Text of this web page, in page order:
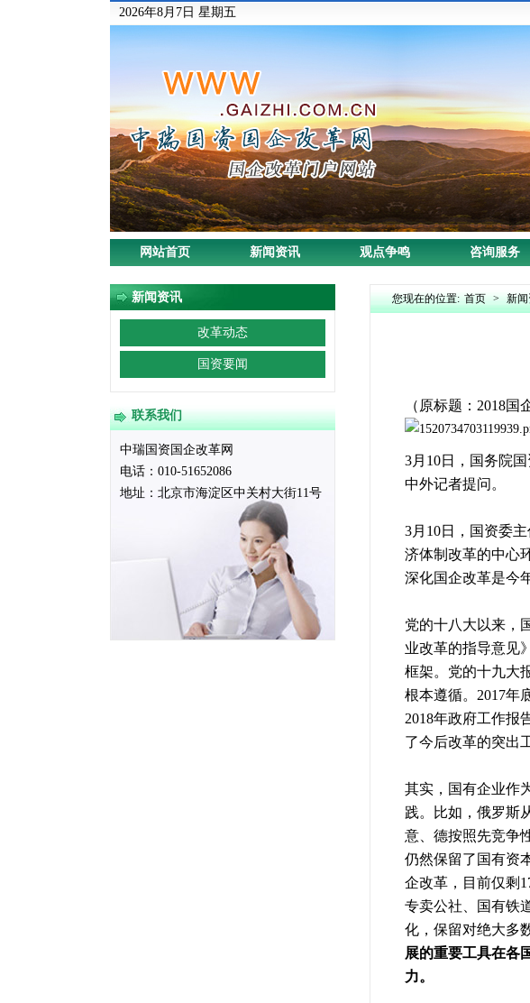
2026年8月7日 星期五
网站首页 新闻资讯 观点争鸣 咨询服务
新闻资讯
改革动态
国资要闻
联系我们
中瑞国资国企改革网
电话：010-51652086
地址： 北京市海淀区中关村大街11号
您现在的位置: 首页 > 新
（原标题：2018国
3月10日，国务院
中外记者提问。
3月10日，国资委
济体制改革的中心
深化国企改革是今
党的十八大以来，
业改革的指导意见
框架。党的十九大
根本遵循。2017年
2018年政府工作报
了今后改革的突出
其实，国有企业作
践。比如，俄罗斯
意、德按照先竞争
仍然保留了国有资
企改革，目前仅剩
专卖公社、国有铁
化，保留对绝大多
展的重要工具在各
力。